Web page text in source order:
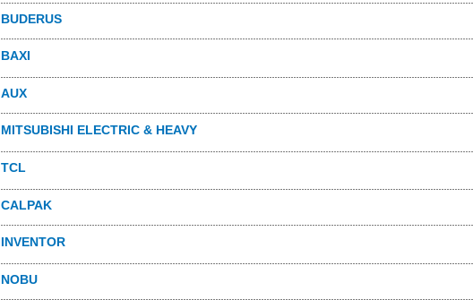
BUDERUS
ΒΑΧΙ
AUX
MITSUBISHI ELECTRIC & HEAVY
TCL
CALPAK
INVENTOR
NOBU